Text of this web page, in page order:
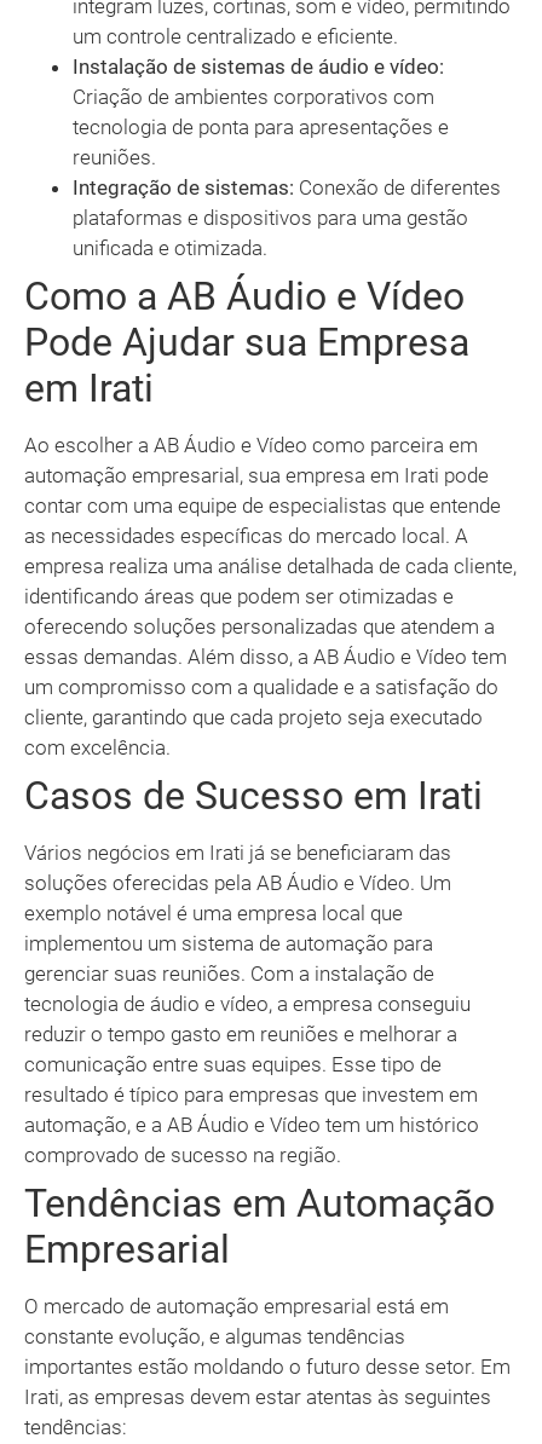
integram luzes, cortinas, som e vídeo, permitindo
um controle centralizado e eficiente.
Instalação de sistemas de áudio e vídeo:
Criação de ambientes corporativos com
tecnologia de ponta para apresentações e
reuniões.
Integração de sistemas: Conexão de diferentes
plataformas e dispositivos para uma gestão
unificada e otimizada.
Como a AB Áudio e Vídeo
Pode Ajudar sua Empresa
em Irati
Ao escolher a AB Áudio e Vídeo como parceira em
automação empresarial, sua empresa em Irati pode
contar com uma equipe de especialistas que entende
as necessidades específicas do mercado local. A
empresa realiza uma análise detalhada de cada cliente,
identificando áreas que podem ser otimizadas e
oferecendo soluções personalizadas que atendem a
essas demandas. Além disso, a AB Áudio e Vídeo tem
um compromisso com a qualidade e a satisfação do
cliente, garantindo que cada projeto seja executado
com excelência.
Casos de Sucesso em Irati
Vários negócios em Irati já se beneficiaram das
soluções oferecidas pela AB Áudio e Vídeo. Um
exemplo notável é uma empresa local que
implementou um sistema de automação para
gerenciar suas reuniões. Com a instalação de
tecnologia de áudio e vídeo, a empresa conseguiu
reduzir o tempo gasto em reuniões e melhorar a
comunicação entre suas equipes. Esse tipo de
resultado é típico para empresas que investem em
automação, e a AB Áudio e Vídeo tem um histórico
comprovado de sucesso na região.
Tendências em Automação
Empresarial
O mercado de automação empresarial está em
constante evolução, e algumas tendências
importantes estão moldando o futuro desse setor. Em
Irati, as empresas devem estar atentas às seguintes
tendências: